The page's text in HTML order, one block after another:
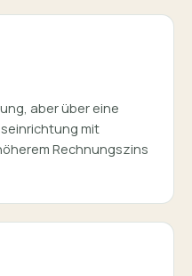
aber über eine
mit
Rechnungszins